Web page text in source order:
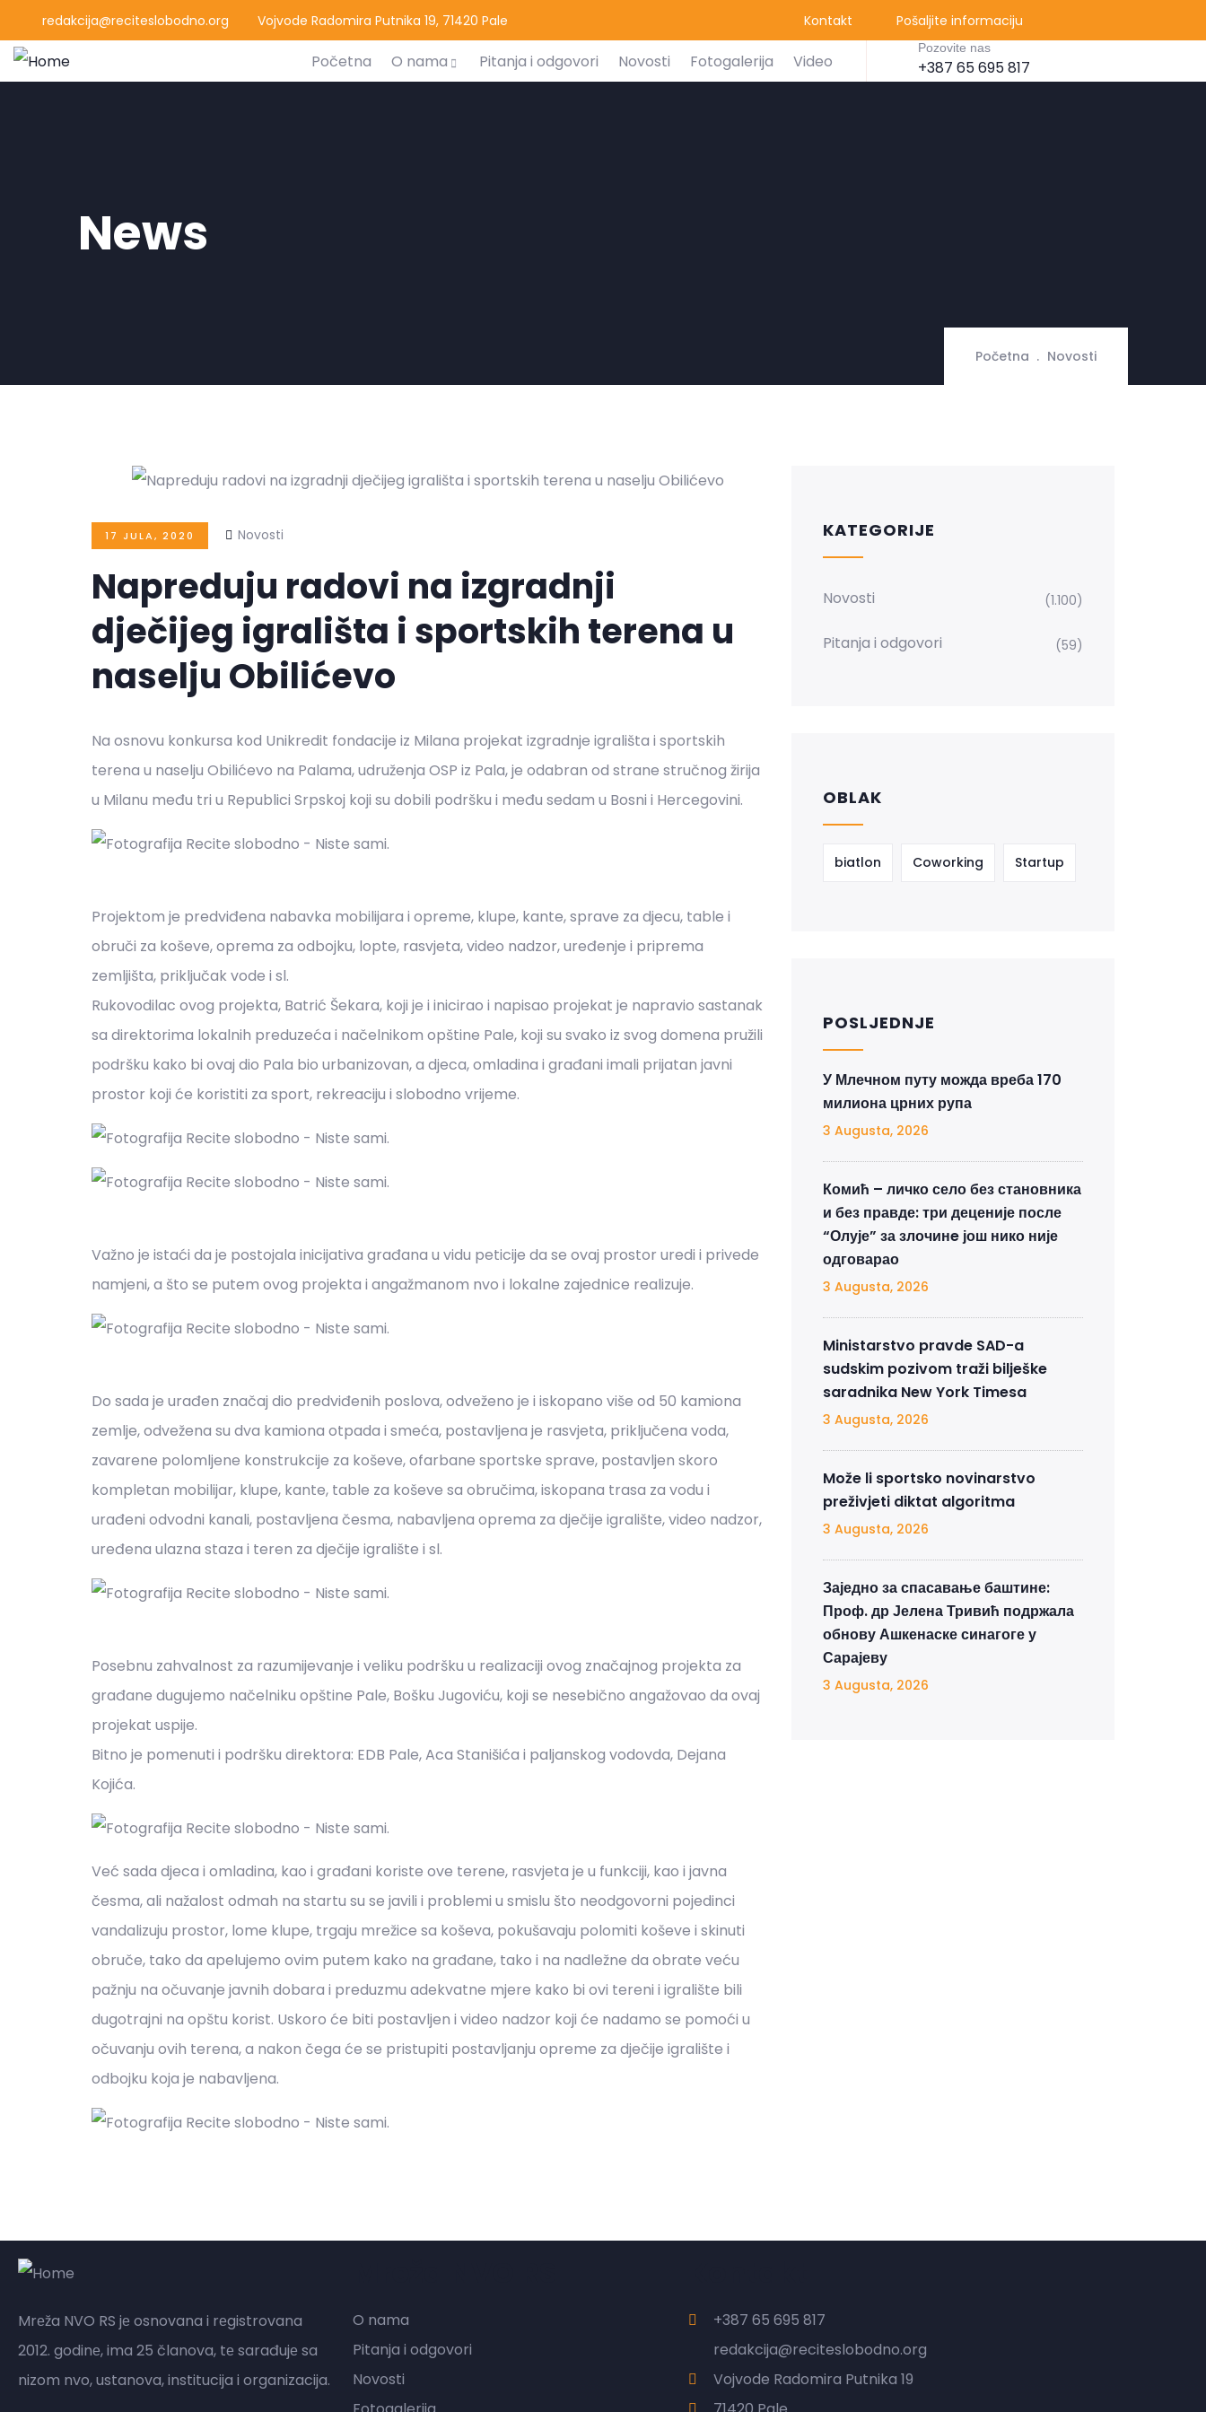
redakcija@reciteslobodno.org Vojvode Radomira Putnika 19, 71420 Pale Pošaljite informaciju
Kontakt
Početna O nama Pitanja i odgovori Novosti Fotogalerija Video
Pozovite nas
+387 65 695 817
News
Početna Novosti
17 JULA, 2020 Novosti
Napreduju radovi na izgradnji
dječijeg igrališta i sportskih terena u
naselju Obilićevo
Na osnovu konkursa kod Unikredit fondacije iz Milana projekat izgradnje igrališta i sportskih
terena u naselju Obilićevo na Palama, udruženja OSP iz Pala, je odabran od strane stručnog žirija
u Milanu među tri u Republici Srpskoj koji su dobili podršku i među sedam u Bosni i Hercegovini.
Projektom je predviđena nabavka mobilijara i opreme, klupe, kante, sprave za djecu, table i
obruči za koševe, oprema za odbojku, lopte, rasvjeta, video nadzor, uređenje i priprema
zemljišta, priključak vode i sl.
Rukovodilac ovog projekta, Batrić Šekara, koji je i inicirao i napisao projekat je napravio sastanak
sa direktorima lokalnih preduzeća i načelnikom opštine Pale, koji su svako iz svog domena pružili
podršku kako bi ovaj dio Pala bio urbanizovan, a djeca, omladina i građani imali prijatan javni
prostor koji će koristiti za sport, rekreaciju i slobodno vrijeme.
Važno je istaći da je postojala inicijativa građana u vidu peticije da se ovaj prostor uredi i privede
namjeni, a što se putem ovog projekta i angažmanom nvo i lokalne zajednice realizuje.
Do sada je urađen značaj dio predviđenih poslova, odveženo je i iskopano više od 50 kamiona
zemlje, odvežena su dva kamiona otpada i smeća, postavljena je rasvjeta, priključena voda,
zavarene polomljene konstrukcije za koševe, ofarbane sportske sprave, postavljen skoro
kompletan mobilijar, klupe, kante, table za koševe sa obručima, iskopana trasa za vodu i
urađeni odvodni kanali, postavljena česma, nabavljena oprema za dječije igralište, video nadzor,
uređena ulazna staza i teren za dječije igralište i sl.
Posebnu zahvalnost za razumijevanje i veliku podršku u realizaciji ovog značajnog projekta za
građane dugujemo načelniku opštine Pale, Bošku Jugoviću, koji se nesebično angažovao da ovaj
projekat uspije.
Bitno je pomenuti i podršku direktora: EDB Pale, Aca Stanišića i paljanskog vodovda, Dejana
Kojića.
Već sada djeca i omladina, kao i građani koriste ove terene, rasvjeta je u funkciji, kao i javna
česma, ali nažalost odmah na startu su se javili i problemi u smislu što neodgovorni pojedinci
vandalizuju prostor, lome klupe, trgaju mrežice sa koševa, pokušavaju polomiti koševe i skinuti
obruče, tako da apelujemo ovim putem kako na građane, tako i na nadležne da obrate veću
pažnju na očuvanje javnih dobara i preduzmu adekvatne mjere kako bi ovi tereni i igralište bili
dugotrajni na opštu korist. Uskoro će biti postavljen i video nadzor koji će nadamo se pomoći u
očuvanju ovih terena, a nakon čega će se pristupiti postavljanju opreme za dječije igralište i
odbojku koja je nabavljena.
KATEGORIJE
Novosti (1.100)
Pitanja i odgovori (59)
OBLAK
biatlon Coworking Startup
POSLJEDNJE
У Млечном путу можда вреба 170
милиона црних рупа
3 Augusta, 2026
Комић – личко село без становника
и без правде: три деценије после
“Олује” за злочинe још нико није
одговарао
3 Augusta, 2026
Ministarstvo pravde SAD-a
sudskim pozivom traži bilješke
saradnika New York Timesa
3 Augusta, 2026
Može li sportsko novinarstvo
preživjeti diktat algoritma
3 Augusta, 2026
Заједно за спасавање баштине:
Проф. др Јелена Тривић подржала
обнову Ашкенаске синагоге у
Сарајеву
3 Augusta, 2026
Mrеža NVO RS jе osnovana i rеgistrovana
2012. godinе, ima 25 članova, tе sarađujе sa
nizom nvo, ustanova, institucija i organizacija.
O nama
Pitanja i odgovori
Novosti
+387 65 695 817
redakcija@reciteslobodno.org
Vojvode Radomira Putnika 19